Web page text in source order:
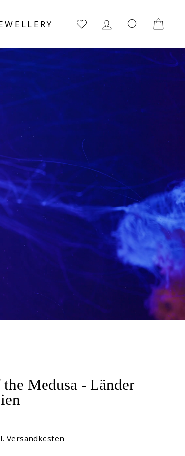
EINLOGGEN
SUCHE
the Medusa - Länder
Versandkosten